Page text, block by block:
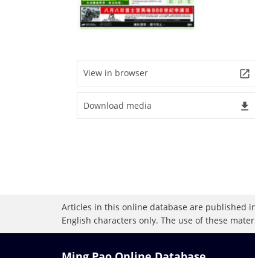
View in browser launch
Download media file_download
Articles in this online database are published
English characters only. The use of these